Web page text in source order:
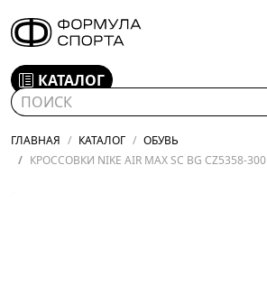
КАТАЛОГ
ГЛАВНАЯ КАТАЛОГ
ОБУВЬ
КРОССОВКИ NIKE AIR MAX SC BG CZ5358-300